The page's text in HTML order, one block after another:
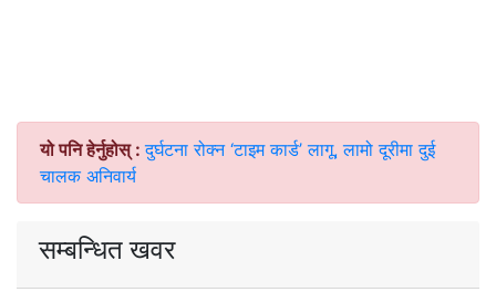
यो पनि हेर्नुहोस् :दुर्घटना रोक्न ‘टाइम कार्ड’ लागू, लामो दूरीमा दुई
चालक अनिवार्य
सम्बन्धित खवर